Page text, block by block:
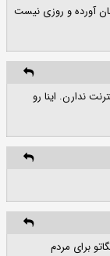
آورده و روزی نیست
ندارن. اینا رو
برای مردم